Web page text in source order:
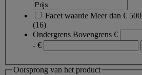
Facet waarde Meer dan € 500
(16)
Ondergrens Bovengrens €
- €
Oorsprong van het product